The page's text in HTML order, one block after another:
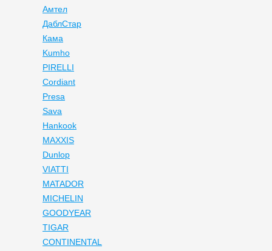
Амтел
ДаблСтар
Кама
Kumho
PIRELLI
Cordiant
Presa
Sava
Hankook
MAXXIS
Dunlop
VIATTI
MATADOR
MICHELIN
GOODYEAR
TIGAR
CONTINENTAL